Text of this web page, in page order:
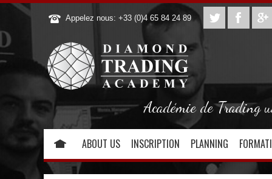
Appelez nous: +33 (0)4 65 84 24 89
Académie de Trading
ABOUT US INSCRIPTION PLANNING